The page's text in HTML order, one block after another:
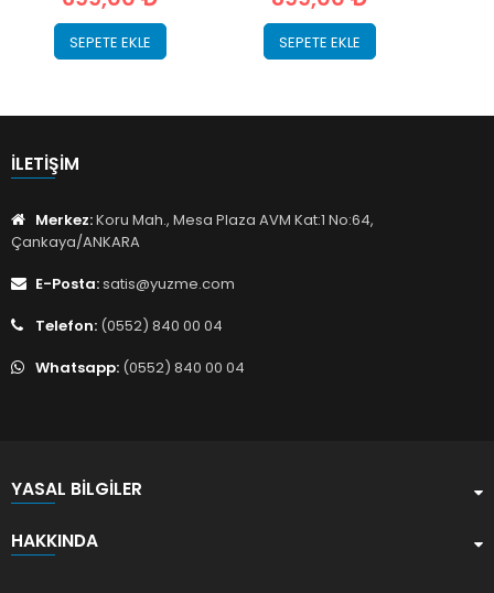
SEPETE EKLE SEPETE EKLE
İLETIŞIM
Merkez:Koru Mah., Mesa Plaza AVM Kat:1 No:64,
Çankaya/ANKARA
E-Posta:satis@yuzme.com
Telefon: (0552) 840 00 04
Whatsapp: (0552) 840 00 04
YASAL BILGILER
HAKKINDA